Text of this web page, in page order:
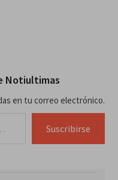
Notiultimas
en tu correo electrónico.
Suscribirse